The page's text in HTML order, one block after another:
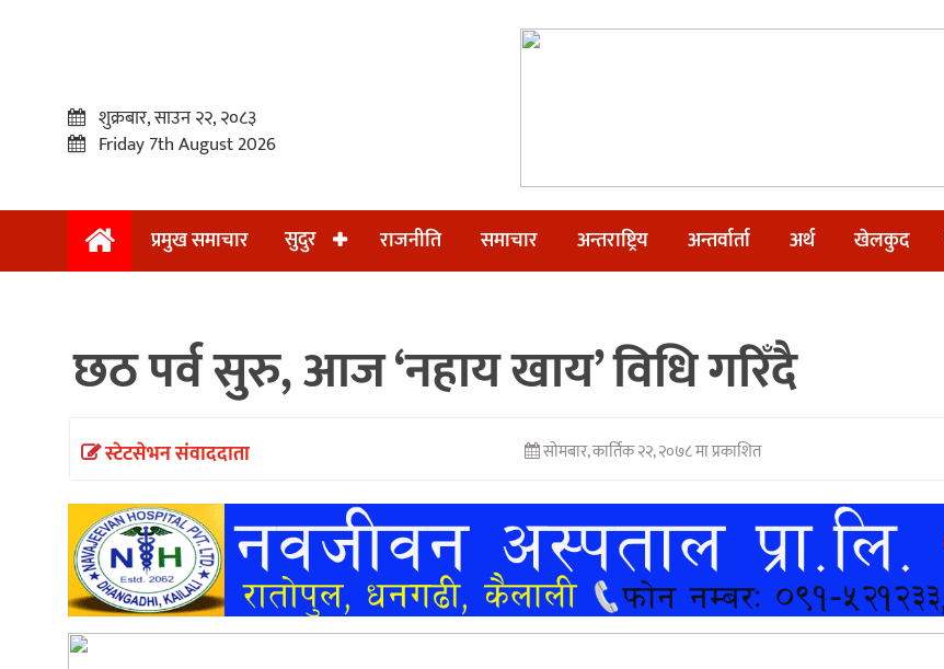
प्रमुख
समाचार
अन्तर्वार्ता
खेलकुद
शुक्रबार, साउन २२, २०८३
Friday 7th August 2026
प्रमुख समाचार सुदुर राजनीति समाचार अन्तराष्ट्रिय अन्तर्वार्ता अर्थ खेलकुद
छठ पर्व सुरु, आज ‘नहाय खाय’ विधि गरिँदै
स्टेटसेभन संवाददाता सोमबार, कार्तिक २२, २०७८ मा प्रकाशित